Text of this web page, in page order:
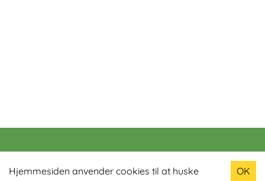
Hjemmesiden anvender cookies til at huske
OK
Populære produkter